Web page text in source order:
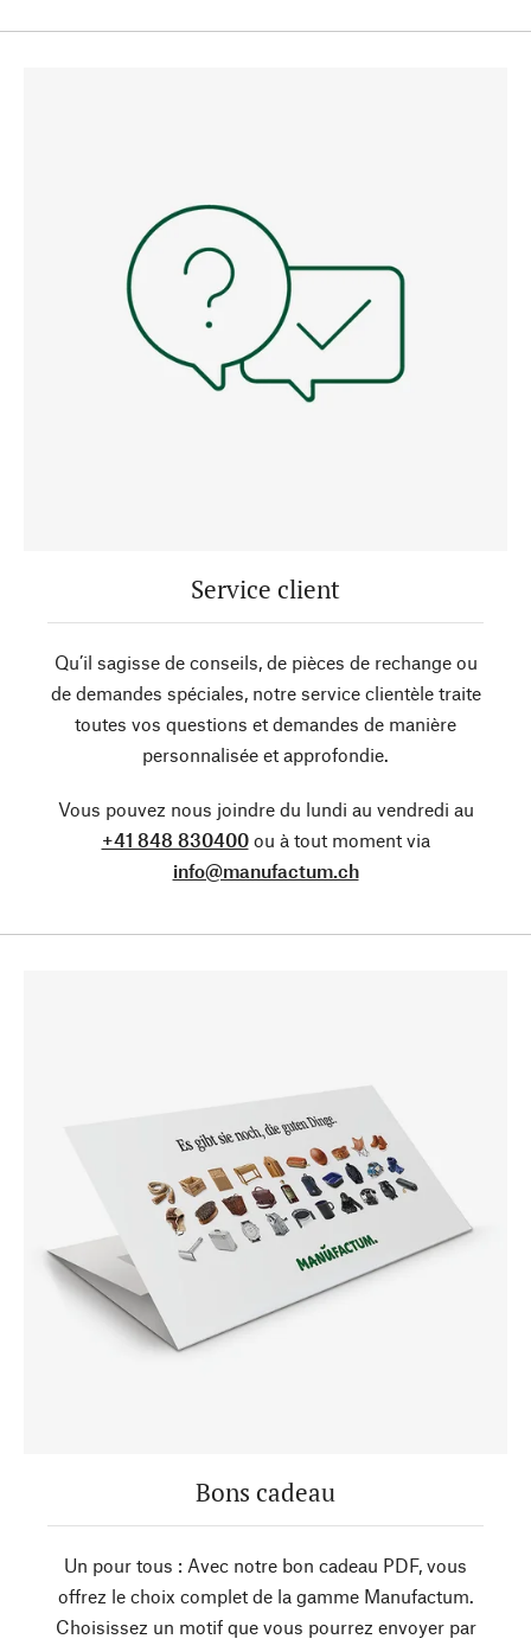
Service client
Qu’il sagisse de conseils, de pièces de rechange ou
de demandes spéciales, notre service clientèle traite
toutes vos questions et demandes de manière
personnalisée et approfondie.
Vous pouvez nous joindre du lundi au vendredi au
+41 848 830400ou à tout moment via
info@manufactum.ch
Bons cadeau
Un pour tous : Avec notre bon cadeau PDF, vous
offrez le choix complet de la gamme Manufactum.
Choisissez un motif que vous pourrez envoyer par